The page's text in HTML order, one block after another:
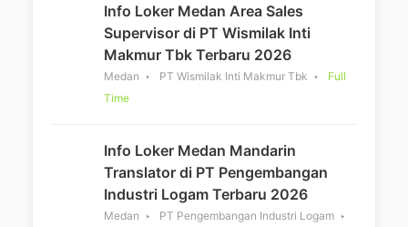
Info Loker Medan Area Sales
Supervisor di PT Wismilak Inti
Makmur Tbk Terbaru 2026
Medan PT Wismilak Inti Makmur Tbk
Full
Time
Info Loker Medan Mandarin
Translator di PT Pengembangan
Industri Logam Terbaru 2026
Medan
PT Pengembangan Industri Logam